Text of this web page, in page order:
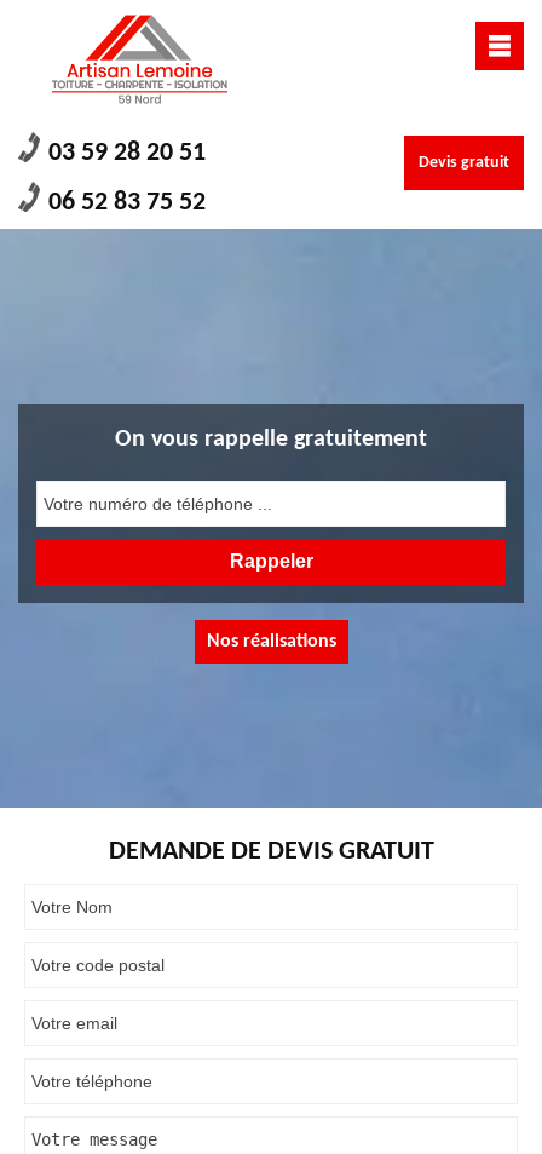
03 59 28 20 51
06 52 83 75 52
Devis gratuit
On vous rappelle gratuitement
Nos réalisations
DEMANDE DE DEVIS GRATUIT